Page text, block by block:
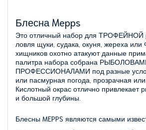
Блесна Mepps
Это отличный набор для ТРОФЕЙНОЙ
ловля щуки, судака, окуня, жереха
хищников охотно атакуют данные
палитра набора собрана
ПРОФЕССИОНАЛАМИ под разные
или пасмурная погода, прозрачная
Кислотный окрас отлично привлекает
и большой глубины.
Блесны MEPPS являются самыми